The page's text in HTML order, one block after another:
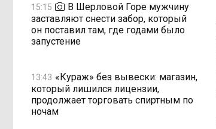
15:15
В Шерловой Горе мужчину
заставляют снести забор, который
он поставил там, где годами было
запустение
13:43 «Кураж» без вывески: магазин,
который лишился лицензии,
продолжает торговать спиртным по
ночам